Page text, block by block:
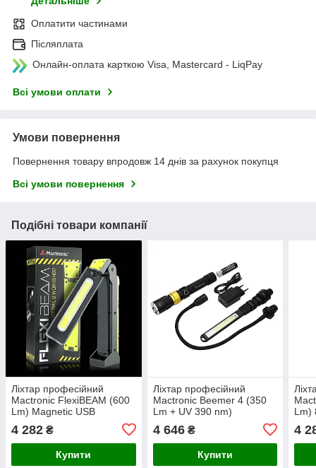
Оплатити частинами
Післяплата
Онлайн-оплата карткою Visa, Mastercard - LiqPay
Всі умови оплати
Умови повернення
Повернення товару впродовж 14 днів за рахунок покупця
Всі умови повернення
Подібні товари компанії
Ліхтар професійний
Mactronic FlexiBEAM (600
Lm) Magnetic USB
Rechargeable (PWL0091)
4 282 ₴
Купити
Ліхтар професійний
Mactronic Beemer 4 (350
Lm + UV 390 nm)
Rechargeable (PWL0021)
4 646₴
Купити
Lm)
4